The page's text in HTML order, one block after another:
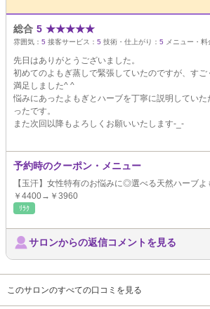
総合 5 ★★★★★
雰囲気： 5 接客サービス： 5 技術・仕上がり： 5 メニュー・料
先日はありがとうございました。
初めてのよもぎ蒸しで緊張していたのですが、す
満足しました^ ^
悩みにあったよもぎとハーブを丁寧に説明してい
ったです。
また次回以降もよろしくお願いいたします-_-
予約時のクーポン・メニュー
【玉汗】女性特有のお悩みに◎選べる天然ハーブ
￥4400→￥3960
ﾘﾗｸ
サロンからの返信コメントを見る
このサロンのすべての口コミを見る